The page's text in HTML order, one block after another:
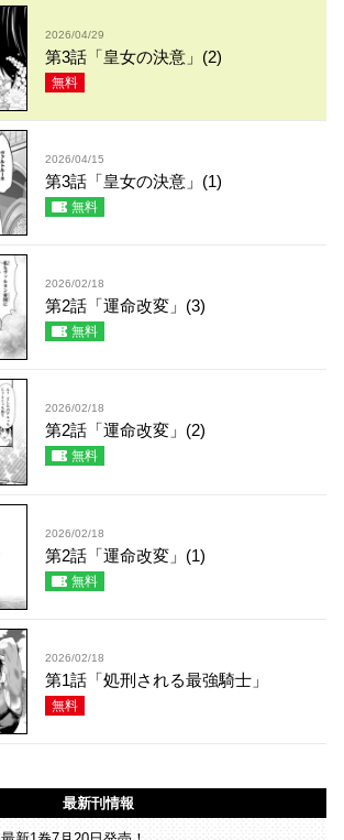
2026/04/29
第3話「皇女の決意」(2)
無料
2026/04/15
第3話「皇女の決意」(1)
無料
2026/02/18
第2話「運命改変」(3)
無料
2026/02/18
第2話「運命改変」(2)
無料
2026/02/18
第2話「運命改変」(1)
無料
2026/02/18
第1話「処刑される最強騎士」
無料
最新刊情報